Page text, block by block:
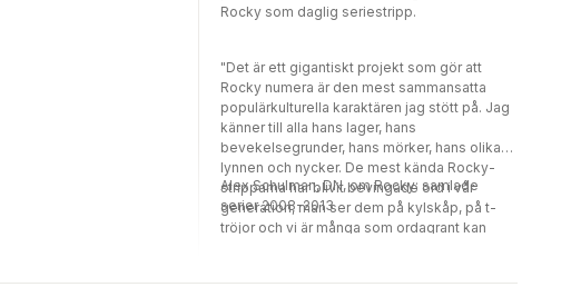
Rocky som daglig seriestripp.
"Det är ett gigantiskt projekt som gör att
Rocky numera är den mest sammansatta
populärkulturella karaktären jag stött på. Jag
känner till alla hans lager, hans
bevekelsegrunder, hans mörker, hans olika
lynnen och nycker. De mest kända Rocky-
stripparna har blivit bevingade ord i vår
generation, man ser dem på kylskåp, på t-
tröjor och vi är många som ordagrant kan
på det här sättet, uppradade och hoptryckta
Alex Schulman, DN, om Rocky: samlade
serier 2008-2013